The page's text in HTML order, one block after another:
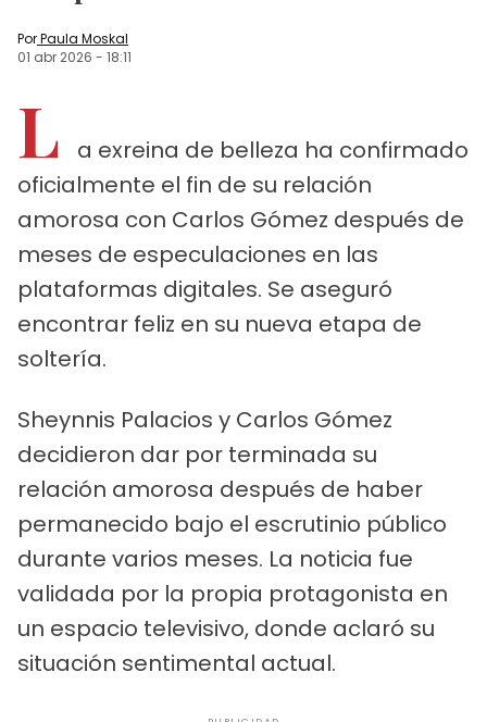
PorPaula Moskal
01 abr 2026 - 18:11
L
a exreina de belleza ha confirmado
oficialmente el fin de su relación
amorosa con Carlos Gómez después de
meses de especulaciones en las
plataformas digitales. Se aseguró
encontrar feliz en su nueva etapa de
soltería.
Sheynnis Palacios y Carlos Gómez
decidieron dar por terminada su
relación amorosa después de haber
permanecido bajo el escrutinio público
durante varios meses. La noticia fue
validada por la propia protagonista en
un espacio televisivo, donde aclaró su
situación sentimental actual.